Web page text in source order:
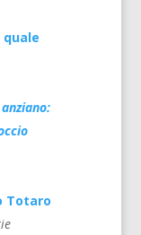
Totaro